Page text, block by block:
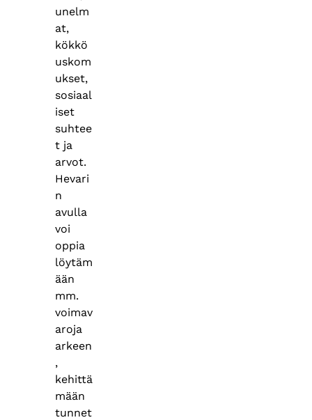
unelm
at,
kökkö
uskom
ukset,
sosiaal
iset
suhtee
t ja
arvot.
Hevari
n
avulla
voi
oppia
löytäm
ään
mm.
voimav
aroja
arkeen
,
kehittä
mään
tunnet